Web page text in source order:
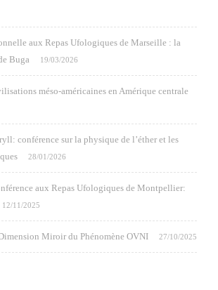
aux Repas Ufologiques de Marseille : la
Buga
19/03/2026
méso-américaines en Amérique centrale
conférence sur la physique de l’éther et les
28/01/2026
aux Repas Ufologiques de Montpellier:
12/11/2025
Miroir du Phénomène OVNI 27/10/2025